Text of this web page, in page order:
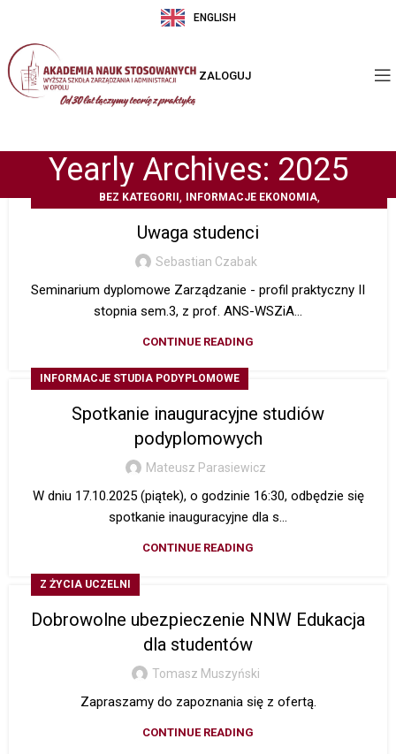
ENGLISH
ZALOGUJ
Yearly Archives: 2025
BEZ KATEGORII , INFORMACJE EKONOMIA,
Uwaga studenci
Sebastian Czabak
Seminarium dyplomowe Zarządzanie - profil praktyczny II
stopnia sem.3, z prof. ANS-WSZiA...
CONTINUE READING
INFORMACJE STUDIA PODYPLOMOWE
Spotkanie inauguracyjne studiów
podyplomowych
Mateusz Parasiewicz
W dniu 17.10.2025 (piątek), o godzinie 16:30, odbędzie się
spotkanie inauguracyjne dla s...
CONTINUE READING
Z ŻYCIA UCZELNI
Dobrowolne ubezpieczenie NNW Edukacja
dla studentów
Tomasz Muszyński
Zapraszamy do zapoznania się z ofertą.
CONTINUE READING